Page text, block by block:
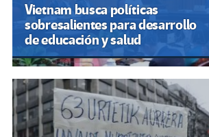
Vietnam busca políticas
sobresalientes para desarrollo
de educación y salud